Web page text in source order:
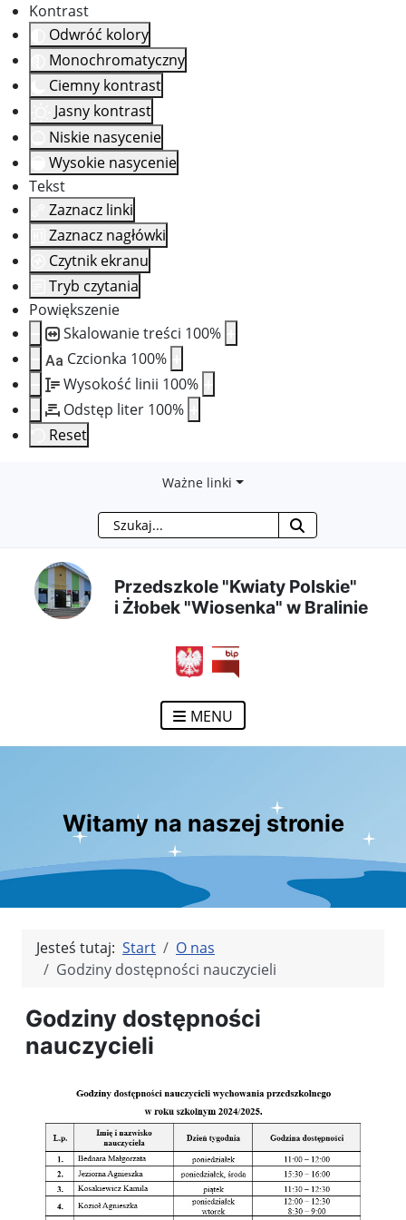
Kontrast
Odwróć kolory
Monochromatyczny
Ciemny kontrast
Jasny kontrast
Niskie nasycenie
Wysokie nasycenie
Tekst
Zaznacz linki
Zaznacz nagłówki
Czytnik ekranu
Tryb czytania
Powiększenie
Skalowanie treści 100%
Aa Czcionka 100%
Wysokość linii 100%
Odstęp liter 100%
Reset
treści
głównej
menu
nawigacyjnego
wyszukiwarki
mapy
strony
Ważne linki
Szukaj
Przedszkole "Kwiaty Polskie"
i Żłobek "Wiosenka" w Bralinie
otwiera się w nowym
MENU
Witamy na naszej stronie
Jesteś tutaj: Start
O nas
Godziny dostępności nauczycieli
Godziny dostępności
nauczycieli